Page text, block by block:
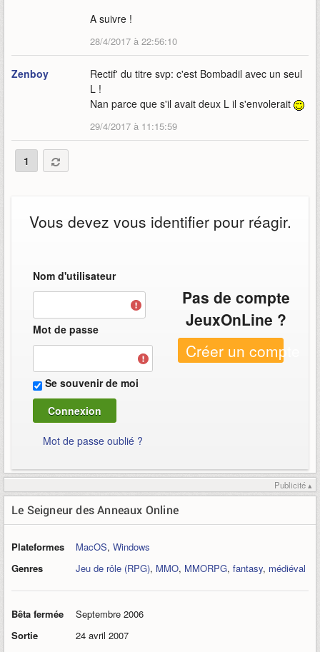
A suivre !
28/4/2017 à 22:56:10
Zenboy
Rectif' du titre svp: c'est Bombadil avec un seul
L !
Nan parce que s'il avait deux L il s'envolerait
29/4/2017 à 11:15:59
1
Vous devez vous identifier pour réagir.
Nom d'utilisateur
Mot de passe
Se souvenir de moi
Mot de passe oublié ?
Pas de compte
JeuxOnLine ?
Créer un compte
Publicité ▴
Le Seigneur des Anneaux Online
Plateformes MacOS, Windows
Genres
Jeu de rôle (RPG), MMO, MMORPG, fantasy, médiéval
Bêta fermée
Septembre 2006
Sortie
24 avril 2007